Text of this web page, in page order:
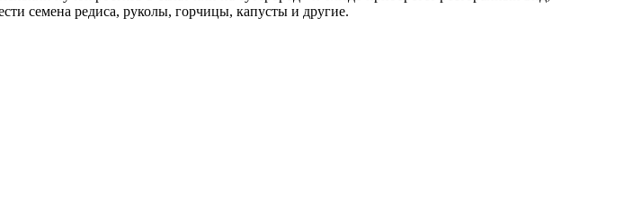
семена редиса, руколы, горчицы, капусты и другие.